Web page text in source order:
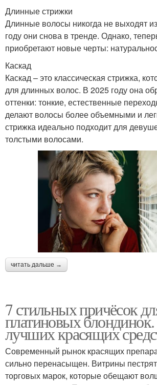
Длинные стрижки
Длинные волосы никогда не выходят
году они снова в тренде. Однако,
приобретают новые черты:
Каскад
Каскад – это классическая стрижка,
для длинных волос. В 2025 году она
оттенки: тонкие, естественные
делают волосы более объемными и
стрижка идеально подходит для
толстыми волосами.
читать дальше →
7 стильных причёсок
платиновых
лучших красящих
Современный рынок красящих
сильно перенасыщен. Витрины
торговых марок, которые обещают